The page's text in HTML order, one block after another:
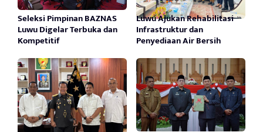
Seleksi Pimpinan BAZNAS
Luwu Digelar Terbuka dan
Kompetitif
Luwu Ajukan Rehabilitasi
Infrastruktur dan
Penyediaan Air Bersih